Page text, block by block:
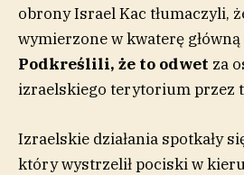
obrony Israel Kac tłumaczyli,
wymierzone w kwaterę
Podkreślili, że to odwet za
izraelskiego terytorium przez
Izraelskie działania spotkały
który wystrzelił pociski w